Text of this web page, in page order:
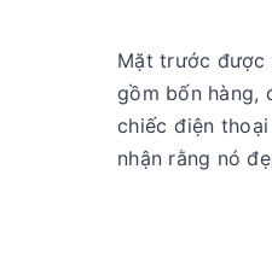
Mặt trước được
gồm bốn hàng,
chiếc điện
nhận rằng nó